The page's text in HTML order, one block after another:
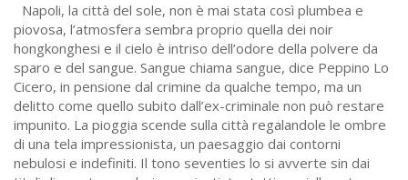
Napoli, la città del sole, non è mai stata così plumbea e
piovosa, l’atmosfera sembra proprio quella dei noir
hongkonghesi e il cielo è intriso dell’odore della polvere da
sparo e del sangue. Sangue chiama sangue, dice Peppino Lo
Cicero, in pensione dal crimine da qualche tempo, ma un
delitto come quello subito dall’ex-criminale non può restare
impunito. La pioggia scende sulla città regalandole le ombre
di una tela impressionista, un paesaggio dai contorni
nebulosi e indefiniti. Il tono seventies lo si avverte sin dai